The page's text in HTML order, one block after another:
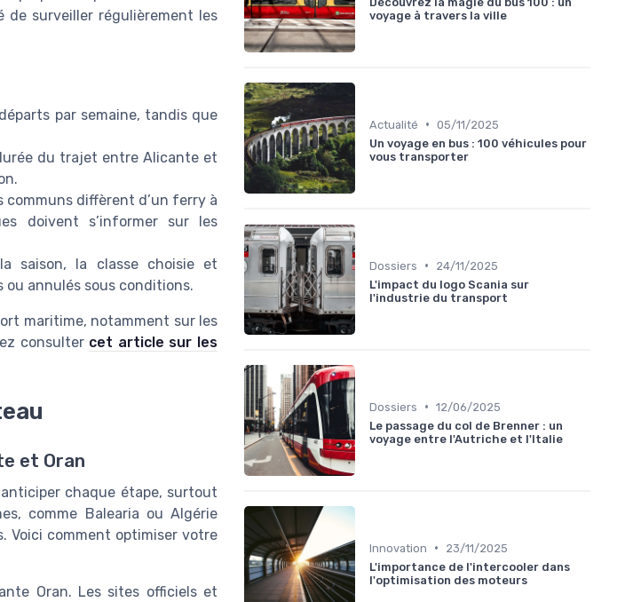
de surveiller régulièrement les
par semaine, tandis que
du trajet entre Alicante et
communs diffèrent d’un ferry à
doivent s’informer sur les
saison, la classe choisie et
ou annulés sous conditions.
maritime, notamment sur les
consulter cet article sur les
et Oran
chaque étape, surtout
comme Balearia ou Algérie
Voici comment optimiser votre
Oran. Les sites officiels et
voyage à travers la ville
Actualité • 05/11/2025
Un voyage en bus : 100 véhicules pour
vous transporter
Dossiers •
24/11/2025
L'impact du logo Scania sur
l'industrie du transport
Dossiers • 12/06/2025
Le passage du col de Brenner : un
voyage entre l'Autriche et l'Italie
Innovation •
23/11/2025
L'importance de l'intercooler dans
l'optimisation des moteurs